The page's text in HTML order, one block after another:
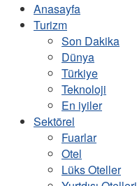
Anasayfa
Turizm
Son Dakika
Dünya
Türkiye
Teknoloji
En iyiler
Sektörel
Fuarlar
Otel
Lüks Oteller